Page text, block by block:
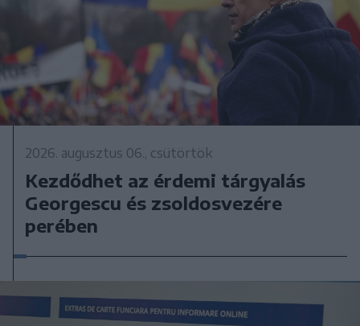
2026. augusztus 06., csütörtök
Kezdődhet az érdemi tárgyalás
Georgescu és zsoldosvezére
perében